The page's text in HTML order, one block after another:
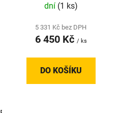
dní (1 ks)
5 331 Kč bez DPH
6 450 Kč / ks
DO KOŠÍKU